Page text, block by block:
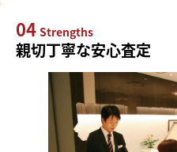
04 Strengths
親切丁寧な安心査定